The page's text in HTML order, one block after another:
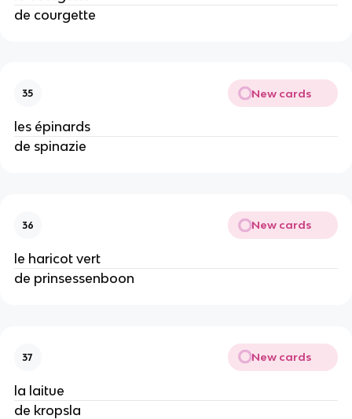
de courgette
35 New cards
les épinards
de spinazie
36 New cards
le haricot vert
de prinsessenboon
37 New cards
la laitue
de kropsla